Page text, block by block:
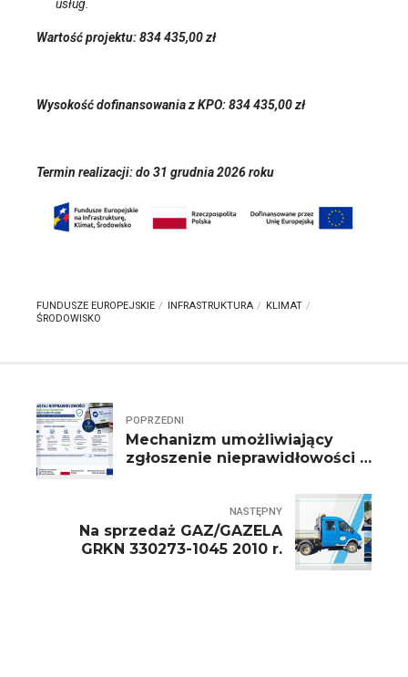
usług.
Wartość projektu: 834 435,00 zł
Wysokość dofinansowania z KPO: 834 435,00 zł
Termin realizacji: do 31 grudnia 2026 roku
FUNDUSZE EUROPEJSKIE INFRASTRUKTURA
KLIMAT
ŚRODOWISKO
POPRZEDNI
Mechanizm umożliwiający
zgłoszenie nieprawidłowości –
NASTĘPNY
Na sprzedaż GAZ/GAZELA
GRKN 330273-1045 2010 r.